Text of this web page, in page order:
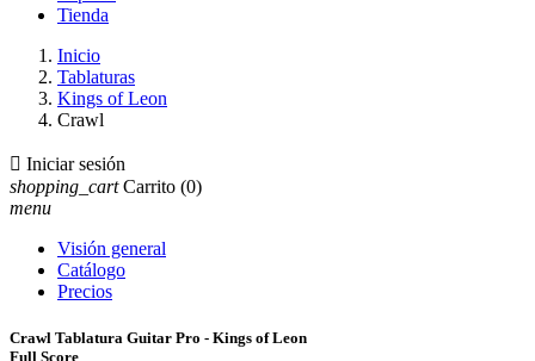
Tienda
Inicio
Tablaturas
Kings of Leon
Crawl
 Iniciar sesión
shopping_cart Carrito (0)
menu
Visión general
Catálogo
Precios
Crawl Tablatura Guitar Pro - Kings of Leon
Full Score